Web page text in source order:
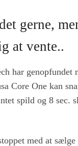
gerne,
at vente..
har genopfundet
Core One kan
spild og 8 sec.
med at